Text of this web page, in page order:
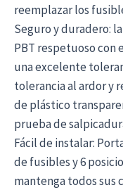
reemplazar los
Seguro y duradero:
PBT respetuoso con
una excelente
tolerancia al ardor y
de plástico
prueba de
Fácil de instalar:
de fusibles y 6
mantenga todos sus